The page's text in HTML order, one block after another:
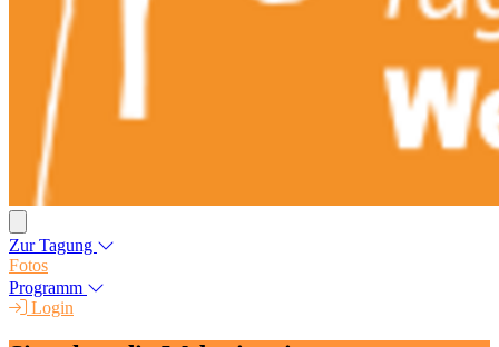
Zur Tagung
Fotos
Programm
Login